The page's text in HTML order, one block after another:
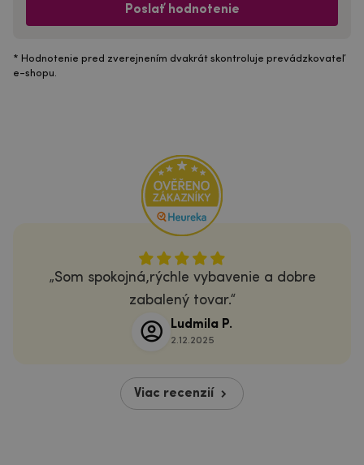
Poslať hodnotenie
* Hodnotenie pred zverejnením dvakrát skontroluje prevádzkovateľ
e-shopu.
Som spokojná,rýchle vybavenie a dobre
zabalený tovar.
Ludmila P.
2.12.2025
Viac recenzií